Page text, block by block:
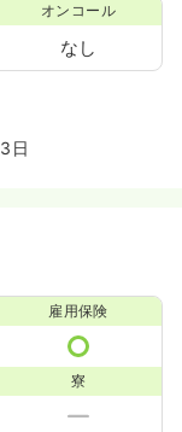
オンコール
なし
日
雇用保険
寮